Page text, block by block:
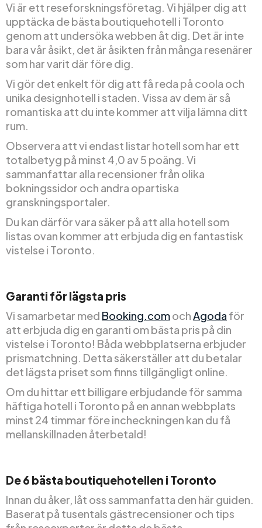
Vi är ett reseforskningsföretag. Vi hjälper dig att
upptäcka de bästa boutiquehotell i Toronto
genom att undersöka webben åt dig. Det är inte
bara vår åsikt, det är åsikten från många resenärer
som har varit där före dig.
Vi gör det enkelt för dig att få reda på coola och
unika designhotell i staden. Vissa av dem är så
romantiska att du inte kommer att vilja lämna ditt
rum.
Observera att vi endast listar hotell som har ett
totalbetyg på minst 4,0 av 5 poäng. Vi
sammanfattar alla recensioner från olika
bokningssidor och andra opartiska
granskningsportaler.
Du kan därför vara säker på att alla hotell som
listas ovan kommer att erbjuda dig en fantastisk
vistelse i Toronto.
Garanti för lägsta pris
Vi samarbetar med Booking.comochAgoda för
att erbjuda dig en garanti om bästa pris på din
vistelse i Toronto! Båda webbplatserna erbjuder
prismatchning. Detta säkerställer att du betalar
det lägsta priset som finns tillgängligt online.
Om du hittar ett billigare erbjudande för samma
häftiga hotell i Toronto på en annan webbplats
minst 24 timmar före incheckningen kan du få
mellanskillnaden återbetald!
De 6 bästa boutiquehotellen i Toronto
Innan du åker, låt oss sammanfatta den här guiden.
Baserat på tusentals gästrecensioner och tips